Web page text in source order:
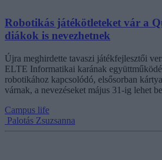
Robotikás játékötleteket vár a
diákok is nevezhetnek
Újra meghirdette tavaszi játékfejlesztői
ELTE Informatikai karának
robotikához kapcsolódó, elsősorban
várnak, a nevezéseket május 31-ig lehet
Campus life
Palotás Zsuzsanna